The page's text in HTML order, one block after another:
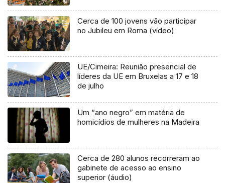
Cerca de 100 jovens vão participar
no Jubileu em Roma (vídeo)
UE/Cimeira: Reunião presencial de
líderes da UE em Bruxelas a 17 e 18
de julho
Um “ano negro” em matéria de
homicídios de mulheres na Madeira
Cerca de 280 alunos recorreram ao
gabinete de acesso ao ensino
superior (áudio)